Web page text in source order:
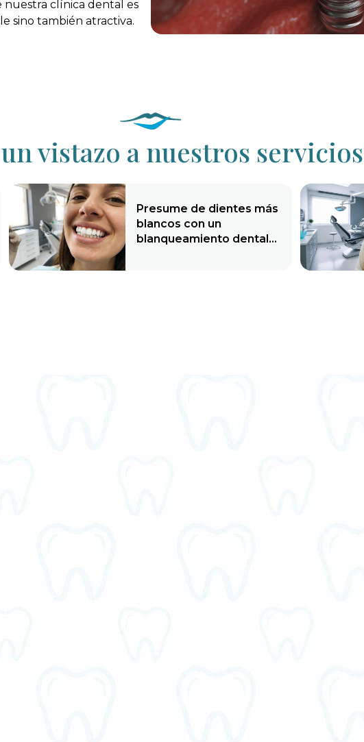
nuestra clínica dental es
sino también atractiva.
un vistazo a nuestros
Presume de dientes más
blancos con un
blanqueamiento dental